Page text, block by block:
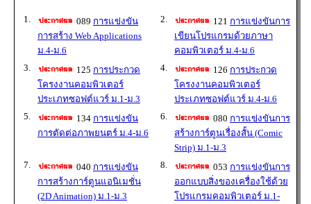
1. 089 การแข่งขัน
การสร้าง Web Applications
ม.4-ม.6
2. 121 การแข่งขันการ
เขียนโปรแกรมด้วยภาษา
คอมพิวเตอร์ ม.4-ม.6
3.
125 การประกวด
โครงงานคอมพิวเตอร์
ประเภทซอฟต์แวร์ ม.1-ม.3
4. 126 การประกวด
โครงงานคอมพิวเตอร์
ประเภทซอฟต์แวร์ ม.4-ม.6
5.
134 การแข่งขัน
การตัดต่อภาพยนตร์ ม.4-ม.6
6. 080 การแข่งขันการ
สร้างการ์ตูนเรื่องสั้น (Comic
Strip) ม.1-ม.3
7.
040 การแข่งขัน
การสร้างการ์ตูนแอนิเมชั่น
(2D Animation) ม.1-ม.3
8. 053 การแข่งขันการ
ออกแบบสิ่งของเครื่องใช้ด้วย
โปรแกรมคอมพิวเตอร์ ม.1-